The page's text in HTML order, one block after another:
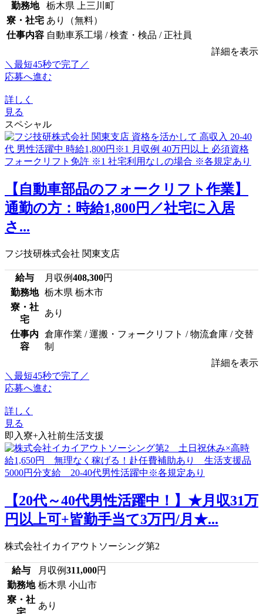
勤務地
栃木県 上三川町
寮・社宅 あり（無料）
仕事内容 自動車系工場 / 検査・検品 / 正社員
詳細を表示
＼最短45秒で完了／
応募へ進む
詳しく
見る
スペシャル
【自動車部品のフォークリフト作業】
通勤の方：時給1,800円／社宅に入居
さ...
フジ技研株式会社 関東支店
給与 月収例408,300円
勤務地
栃木県 栃木市
寮・社
宅
あり
仕事内
容
倉庫作業 / 運搬・フォークリフト / 物流倉庫 / 交替
制
詳細を表示
＼最短45秒で完了／
応募へ進む
詳しく
見る
即入寮+入社前生活支援
【20代～40代男性活躍中！】★月収31万
円以上可+皆勤手当て3万円/月★...
株式会社イカイアウトソーシング第2
給与 月収例311,000円
勤務地 栃木県 小山市
寮・社
宅
あり